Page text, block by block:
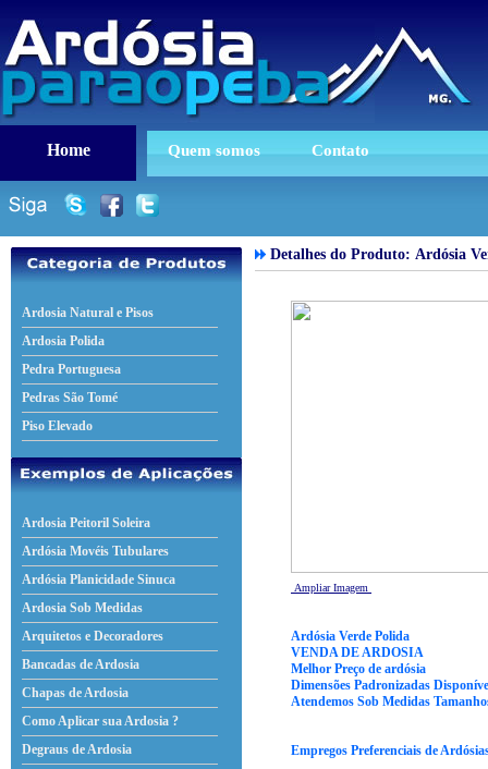
Home Quem somos Contato
Ardosia Natural e Pisos
Ardosia Polida
Pedra Portuguesa
Pedras São Tomé
Piso Elevado
Ardosia Peitoril Soleira
Ardósia Movéis Tubulares
Ardósia Planicidade Sinuca
Ardosia Sob Medidas
Arquitetos e Decoradores
Bancadas de Ardosia
Chapas de Ardosia
Como Aplicar sua Ardosia ?
Degraus de Ardosia
Detalhes do Produto: Ardósia
Ampliar Imagem
Ardósia Verde Polida
VENDA DE ARDOSIA
Melhor Preço de ardósia
Dimensões Padronizadas
Atendemos Sob Medidas
Empregos Preferenciais de